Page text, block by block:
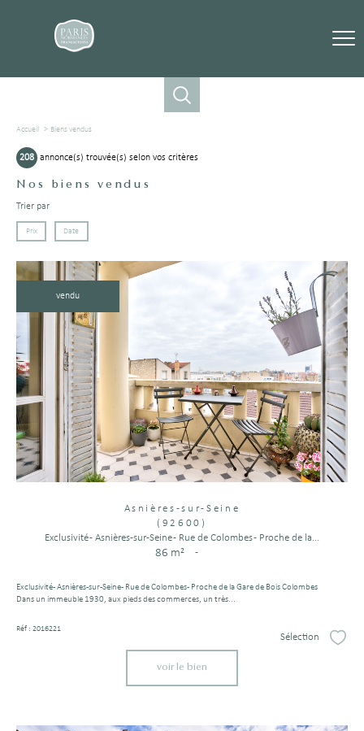
Accueil Biens vendus
208 annonce(s) trouvée(s) selon vos critères
Nos biens vendus
Trier par
Prix Date
vendu
Asnières-sur-Seine
(92600)
Exclusivité - Asnières-sur-Seine - Rue de Colombes - Proche de la...
86 m² -
Exclusivité - Asnières-sur-Seine - Rue de Colombes - Proche de la Gare de Bois Colombes
Dans un immeuble 1930, aux pieds des commerces, un très...
Réf : 2016221
Sélection
voir le bien